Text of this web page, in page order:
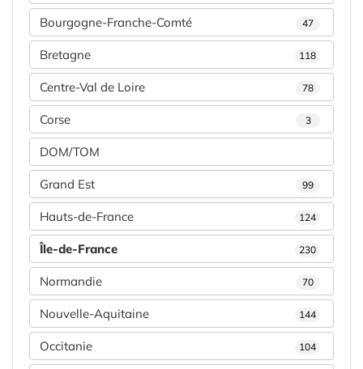
Bourgogne-Franche-Comté 47
Bretagne 118
Centre-Val de Loire 78
Corse 3
DOM/TOM
Grand Est 99
Hauts-de-France 124
Île-de-France 230
Normandie 70
Nouvelle-Aquitaine 144
Occitanie 104